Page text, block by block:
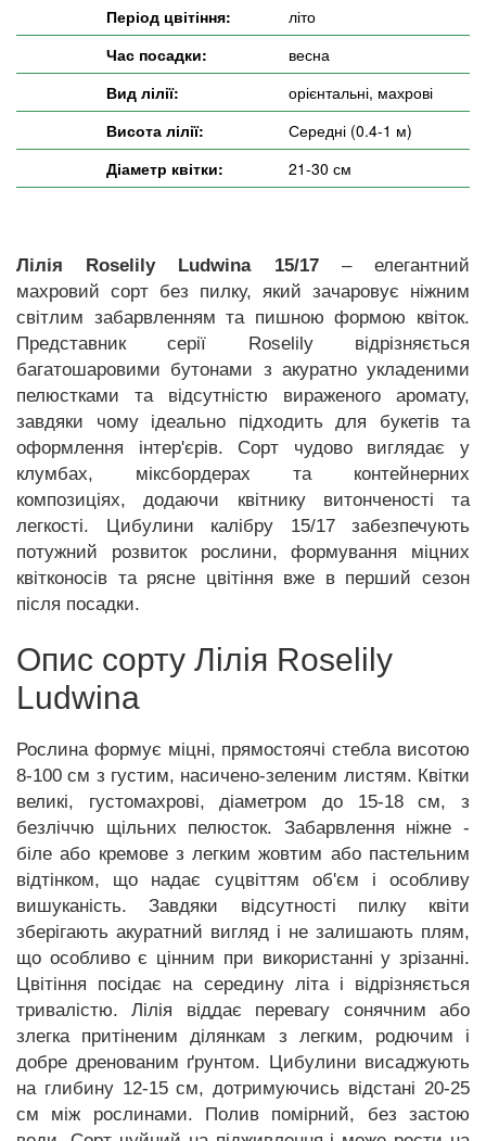
Період цвітіння:
літо
Час посадки:
весна
Вид лілії:
орієнтальні, махрові
Висота лілії:
Середні (0.4-1 м)
Діаметр квітки:
21-30 см
Лілія Roselily Ludwina 15/17– елегантний
махровий сорт без пилку, який зачаровує ніжним
світлим забарвленням та пишною формою квіток.
Представник серії Roselily відрізняється
багатошаровими бутонами з акуратно укладеними
пелюстками та відсутністю вираженого аромату,
завдяки чому ідеально підходить для букетів та
оформлення інтер'єрів. Сорт чудово виглядає у
клумбах, міксбордерах та контейнерних
композиціях, додаючи квітнику витонченості та
легкості. Цибулини калібру 15/17 забезпечують
потужний розвиток рослини, формування міцних
квітконосів та рясне цвітіння вже в перший сезон
після посадки.
Опис сорту Лілія Roselily
Ludwina
Рослина формує міцні, прямостоячі стебла висотою
8-100 см з густим, насичено-зеленим листям. Квітки
великі, густомахрові, діаметром до 15-18 см, з
безліччю щільних пелюсток. Забарвлення ніжне -
біле або кремове з легким жовтим або пастельним
відтінком, що надає суцвіттям об'єм і особливу
вишуканість. Завдяки відсутності пилку квіти
зберігають акуратний вигляд і не залишають плям,
що особливо є цінним при використанні у зрізанні.
Цвітіння посідає на середину літа і відрізняється
тривалістю. Лілія віддає перевагу сонячним або
злегка притіненим ділянкам з легким, родючим і
добре дренованим ґрунтом. Цибулини висаджують
на глибину 12-15 см, дотримуючись відстані 20-25
см між рослинами. Полив помірний, без застою